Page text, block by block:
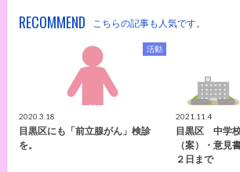
RECOMMEND こちらの記事も人気です。
活動
2020.3.18
目黒区にも「前立腺がん」検診
を。
2021.11.4
目黒区 中学
（案）・意見
２日まで